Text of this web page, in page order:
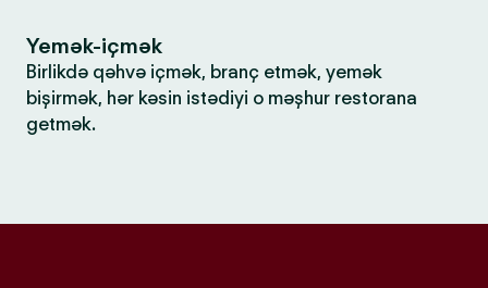
Yemək-içmək
Birlikdə qəhvə içmək, branç etmək, yemək
bişirmək, hər kəsin istədiyi o məşhur restorana
getmək.